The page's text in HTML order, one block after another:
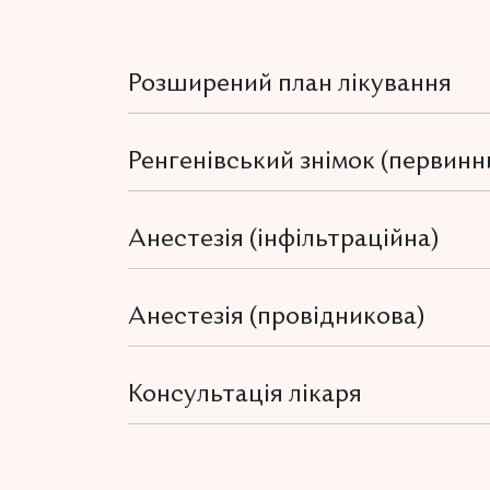
Розширений план лікування
Ренгенівський знімок
Анестезія (інфільтраційна)
Анестезія (провідникова)
Консультація лікаря